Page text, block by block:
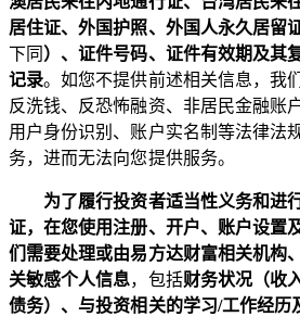
居住证、外国护照、外国人永久居留
下同 ）、证件号码、证件有效期及其
记录。如您不提供前述相关信息，我
反洗钱、反恐怖融资、非居民金融账
用户身份识别、账户实名制等法律法
务，进而无法向您提供服务。
为了履行投资者适当性义务和进
证，在您使用注册、开户、账户设置
们需要处理或由易方达财富相关机构
关敏感个人信息，包括财务状况（收
债务）、与投资相关的学习/工作经历